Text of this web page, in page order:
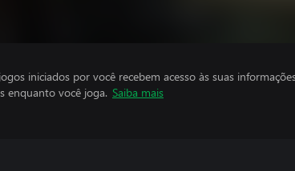
iniciados por você recebem acesso às suas
enquanto você joga. Saiba mais